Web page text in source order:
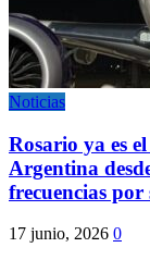
Noticias
Rosario ya es
Argentina
frecuencias por
17 junio, 2026 0